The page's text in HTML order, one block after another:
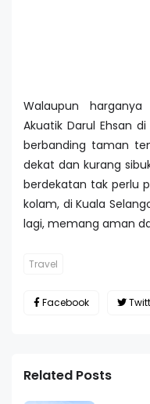
Walaupun
Akuatik Darul Ehsan
berbanding taman
dekat dan kurang
berdekatan tak perlu
kolam, di Kuala
lagi, memang aman
Travel
Facebook
Related Posts